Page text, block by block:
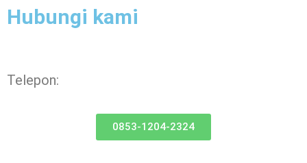
Hubungi kami
Telepon:
0853-1204-2324